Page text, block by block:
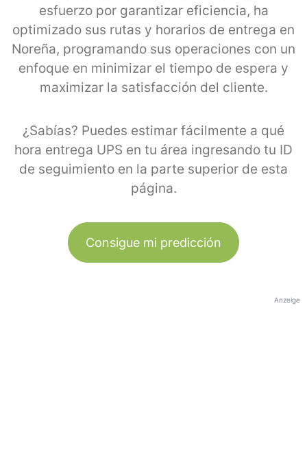
esfuerzo por garantizar eficiencia, ha
optimizado sus rutas y horarios de entrega en
Noreña, programando sus operaciones con un
enfoque en minimizar el tiempo de espera y
maximizar la satisfacción del cliente.
¿Sabías? Puedes estimar fácilmente a qué
hora entrega UPS en tu área ingresando tu ID
de seguimiento en la parte superior de esta
página.
Consigue mi predicción
Anzeige